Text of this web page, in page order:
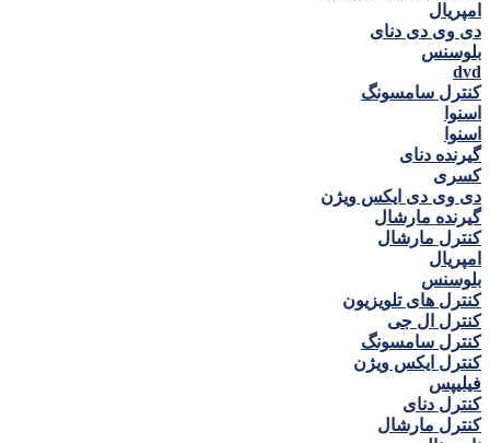
امپريال
دی وی دی دنای
بلوسنس
dvd
کنترل سامسونگ
اسنوا
اسنوا
گیرنده دنای
كسری
دی وی دی ايكس ويژن
گیرنده مارشال
کنترل مارشال
امپريال
بلوسنس
کنترل های تلویزیون
کنترل ال جی
کنترل سامسونگ
کنترل ايكس ويژن
فيليپس
کنترل دنای
کنترل مارشال